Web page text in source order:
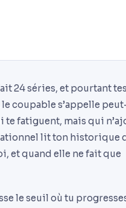
24 séries, et pourtant tes
coupable s’appelle
te fatiguent, mais qui
lit ton historique
et quand elle ne fait que
le seuil où tu